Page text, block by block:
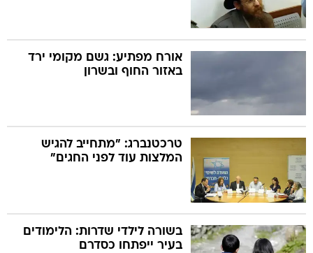
אורח מפתיע: גשם מקומי ירד
באזור החוף ובשרון
טרכטנברג: "מתחייב להגיש
המלצות עוד לפני החגים"
בשורה לילדי שדרות: הלימודים
בעיר ייפתחו כסדרם